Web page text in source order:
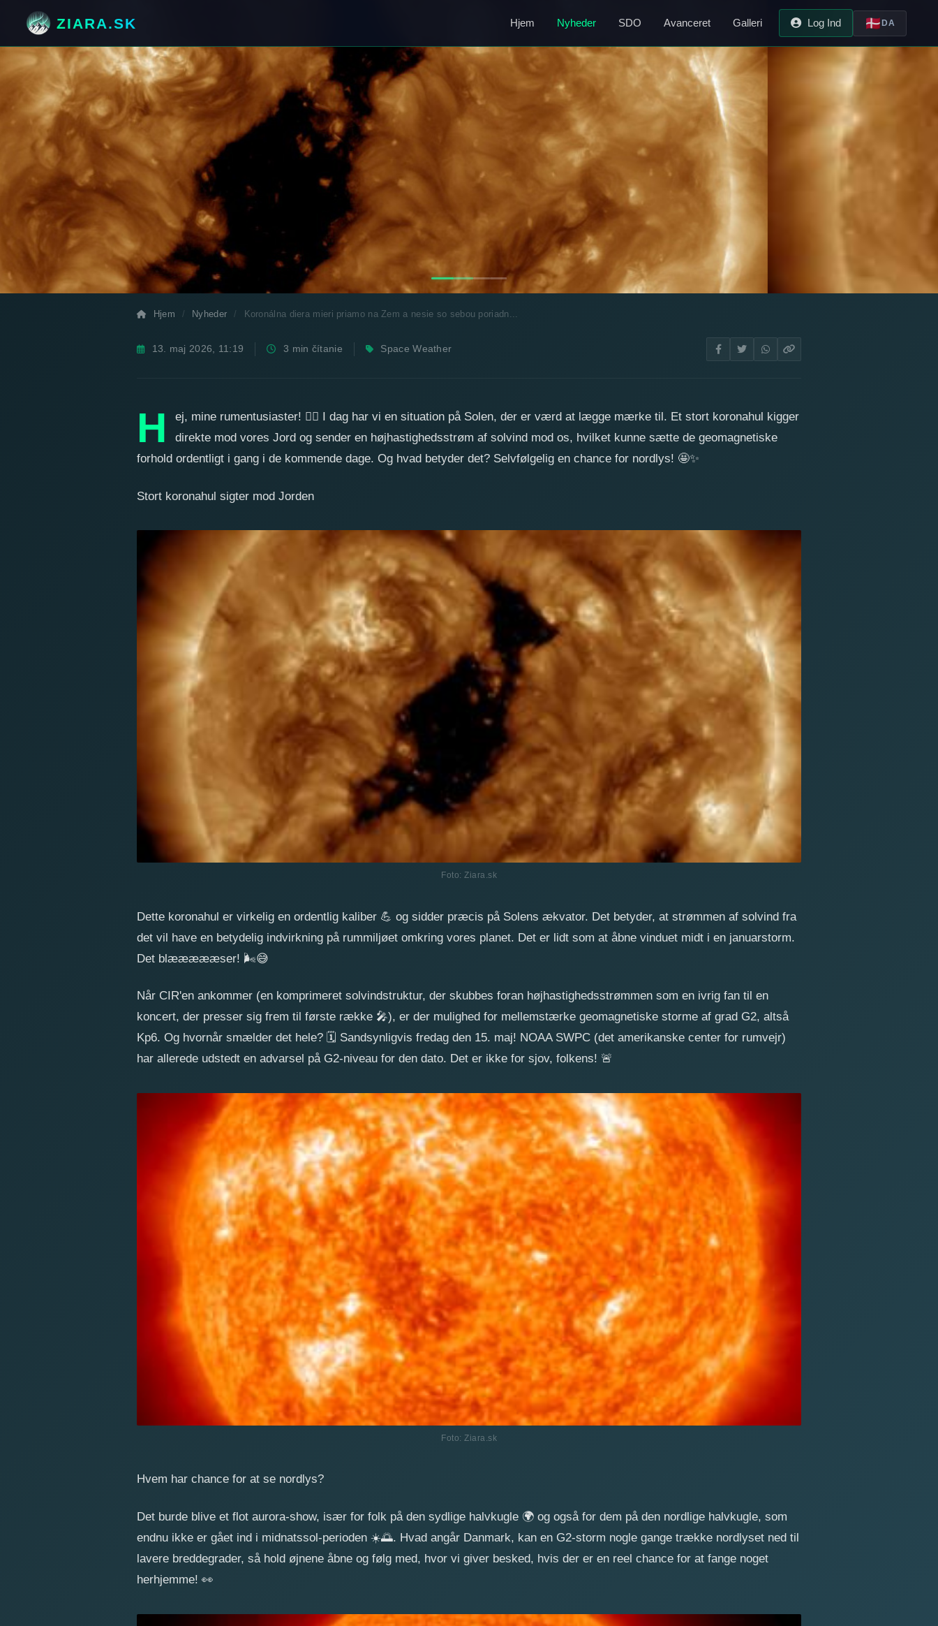
ZIARA.SK 🇩🇰 DA
Log Ind
Hjem Nyheder SDO Avanceret Galleri
Koronahul sigter direkte mod Jorden og bringer
Hjem Nyheder Koronálna diera mieri priamo na Zem a nesie so sebou poriadn...
13. maj 2026, 11:19 3 min čítanie Space Weather
H ej, mine rumentusiaster! 🙋‍♀️ I dag har vi en situation på Solen, der er værd at lægge mærke til. Et stort koronahul kigger
direkte mod vores Jord og sender en højhastighedsstrøm af solvind mod os, hvilket kunne sætte de geomagnetiske
forhold ordentligt i gang i de kommende dage. Og hvad betyder det? Selvfølgelig en chance for nordlys! 🤩✨
Stort koronahul sigter mod Jorden
Foto: Ziara.sk
Dette koronahul er virkelig en ordentlig kaliber 💪 og sidder præcis på Solens ækvator. Det betyder, at strømmen af solvind fra
det vil have en betydelig indvirkning på rummiljøet omkring vores planet. Det er lidt som at åbne vinduet midt i en januarstorm.
Det blæææææser! 🌬️😅
Når CIR'en ankommer (en komprimeret solvindstruktur, der skubbes foran højhastighedsstrømmen som en ivrig fan til en
koncert, der presser sig frem til første række 🎤), er der mulighed for mellemstærke geomagnetiske storme af grad G2, altså
Kp6. Og hvornår smælder det hele? 🗓️ Sandsynligvis fredag den 15. maj! NOAA SWPC (det amerikanske center for rumvejr)
har allerede udstedt en advarsel på G2-niveau for den dato. Det er ikke for sjov, folkens! 🚨
Foto: Ziara.sk
Hvem har chance for at se nordlys?
Det burde blive et flot aurora-show, især for folk på den sydlige halvkugle 🌍 og også for dem på den nordlige halvkugle, som
endnu ikke er gået ind i midnatssol-perioden ☀️🌅. Hvad angår Danmark, kan en G2-storm nogle gange trække nordlyset ned til
lavere breddegrader, så hold øjnene åbne og følg med, hvor vi giver besked, hvis der er en reel chance for at fange noget
herhjemme! 👀